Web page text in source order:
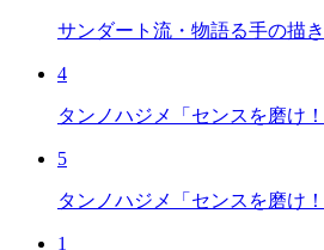
サンダート流・物語る手の描
4
タンノハジメ「センスを磨け
5
タンノハジメ「センスを磨け
1